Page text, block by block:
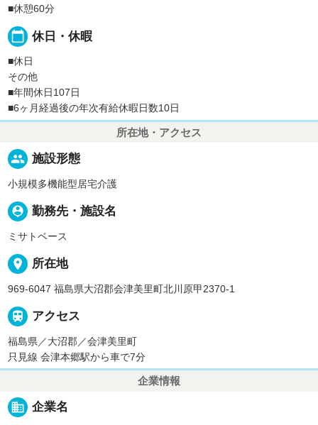
■休憩60分
calendar_today 休日・休暇
■休日
その他
■年間休日107日
■6ヶ月経過後の年次有給休暇日数10日
所在地・アクセス
people 施設形態
小規模多機能型居宅介護
person_pin 勤務先・施設名
ミサトベース
place 所在地
969-6047 福島県大沼郡会津美里町北川原甲2370-1
 アクセス
福島県／大沼郡／会津美里町
只見線 会津本郷駅から車で7分
企業情報
business 企業名